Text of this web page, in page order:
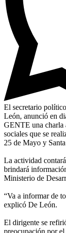
El secretario
León, anunció en
GENTE una charla
sociales que se
25 de Mayo y Santa
La actividad
brindará
Ministerio de
“Va a informar de
explicó De León.
El dirigente se
preocupación por el